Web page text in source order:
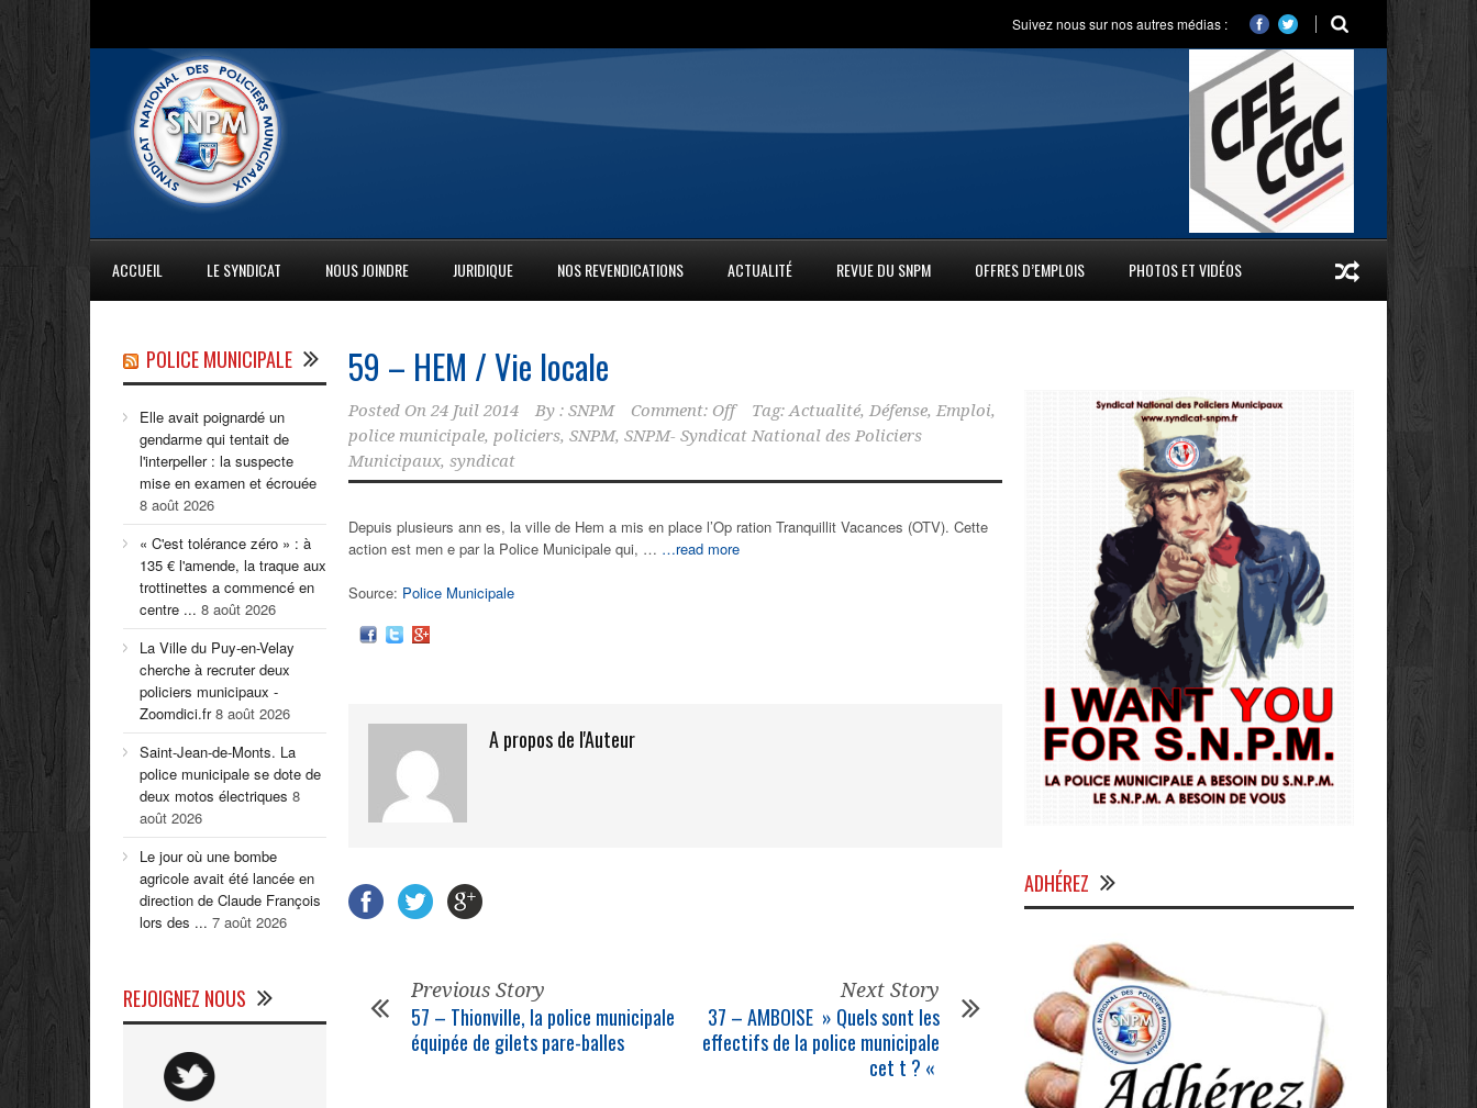
Suivez nous sur nos autres médias :
ACCUEIL LE SYNDICAT NOUS JOINDRE JURIDIQUE NOS REVENDICATIONS ACTUALITÉ REVUE DU SNPM OFFRES D’EMPLOIS PHOTOS ET VIDÉOS
59 – HEM / Vie locale
Posted On 24 Juil 2014 By : SNPM Comment: Off Tag: Actualité, Défense, Emploi,
police municipale, policiers, SNPM, SNPM- Syndicat National des Policiers
Municipaux, syndicat
Depuis plusieurs ann es, la ville de Hem a mis en place l’Op ration Tranquillit Vacances (OTV). Cette
action est men e par la Police Municipale qui, … …read more
Source: Police Municipale
A propos de l'Auteur
Previous Story
57 – Thionville, la police municipale
équipée de gilets pare-balles
Next Story
37 – AMBOISE » Quels sont les
effectifs de la police municipale
cet t ? «
POLICE MUNICIPALE
Elle avait poignardé un
gendarme qui tentait de
l'interpeller : la suspecte
mise en examen et écrouée
8 août 2026
« C'est tolérance zéro » : à
135 € l'amende, la traque aux
trottinettes a commencé en
centre ... 8 août 2026
La Ville du Puy-en-Velay
cherche à recruter deux
policiers municipaux -
Zoomdici.fr 8 août 2026
Saint-Jean-de-Monts. La
police municipale se dote de
deux motos électriques 8
août 2026
Le jour où une bombe
agricole avait été lancée en
direction de Claude François
lors des ... 7 août 2026
REJOIGNEZ NOUS
ADHÉREZ